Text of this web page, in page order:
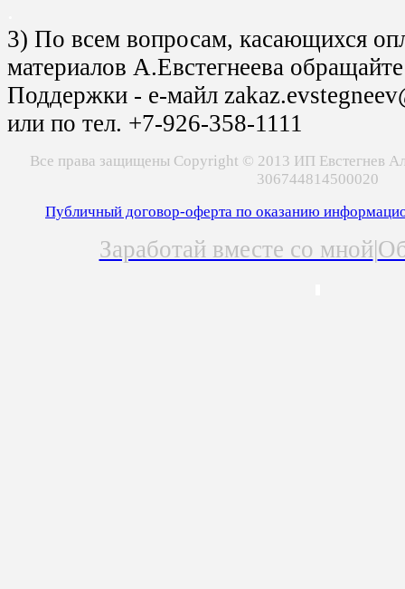
3) По всем вопросам, касающихся
материалов А.Евстегнеева
Поддержки - е-майл
или по тел. +7-926-358-1111
Все права защищены Copyright © 2013 ИП Евстегнев
306744814500020
Публичный договор-оферта по оказанию
Заработай вместе со мной|